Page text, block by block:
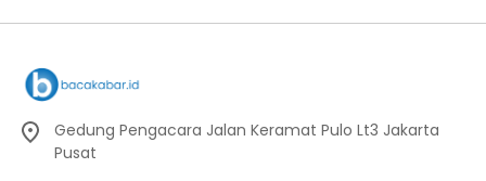
Gedung Pengacara Jalan Keramat Pulo Lt3 Jakarta
Pusat